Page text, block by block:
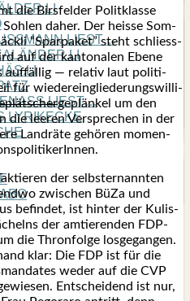
LIEST…
LIEST…
LYRIK­ECKE
die Birs­fel­der Polit­klas­se
daher. Der heis­se Som­
“Spar­pa­ket” steht schliess­
auf der kan­to­na­len Ebe­ne
auf­fäl­lig — rela­tiv laut poli­ti­
für wie­der­ein­glie­de­rungs­wil­li­
geplän­kel um den
die lee­ren Ver­spre­chen in der
Land­rä­te gehö­ren momen­
der selbst­er­nann­ten
zwi­schen BüZa und
befin­det, ist hin­ter der Kulis­
der amtie­ren­den FDP-
die Thron­fol­ge los­ge­gan­gen.
klar: Die FDP ist für die
weder auf die CVP
Ent­schei­dend ist nur,